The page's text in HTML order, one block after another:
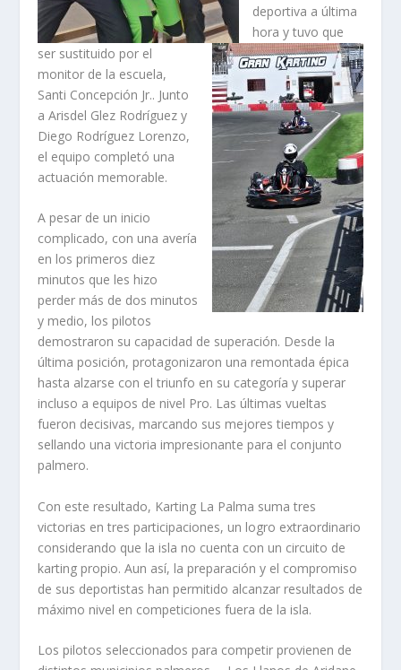
deportiva a última
hora y tuvo que
ser sustituido por el
monitor de la escuela,
Santi Concepción Jr.. Junto
a Arisdel Glez Rodríguez y
Diego Rodríguez Lorenzo,
el equipo completó una
actuación memorable.
A pesar de un inicio
complicado, con una avería
en los primeros diez
minutos que les hizo
perder más de dos minutos
y medio, los pilotos
demostraron su capacidad de superación. Desde la
última posición, protagonizaron una remontada épica
hasta alzarse con el triunfo en su categoría y superar
incluso a equipos de nivel Pro. Las últimas vueltas
fueron decisivas, marcando sus mejores tiempos y
sellando una victoria impresionante para el conjunto
palmero.
Con este resultado, Karting La Palma suma tres
victorias en tres participaciones, un logro extraordinario
considerando que la isla no cuenta con un circuito de
karting propio. Aun así, la preparación y el compromiso
de sus deportistas han permitido alcanzar resultados de
máximo nivel en competiciones fuera de la isla.
Los pilotos seleccionados para competir provienen de